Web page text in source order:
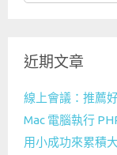
尋
鍵
字:
近期文章
線上會議：推薦
Mac 電腦執行
用小成功來累積